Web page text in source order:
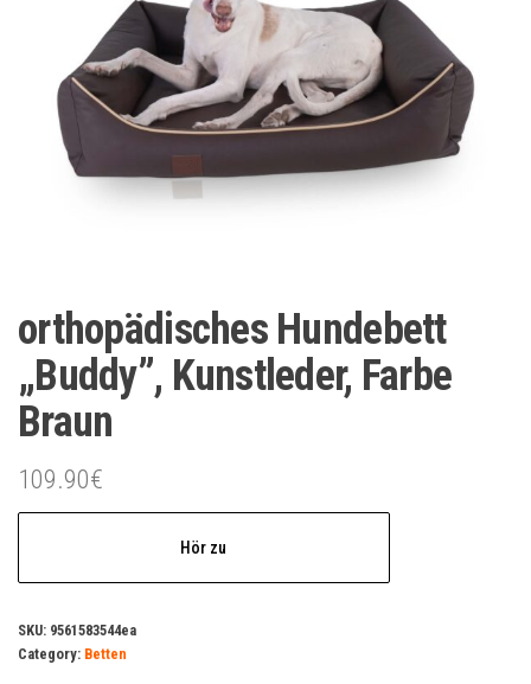
orthopädisches Hundebett
„Buddy”, Kunstleder, Farbe
Braun
109.90€
Hör zu
SKU: 9561583544ea
Category: Betten